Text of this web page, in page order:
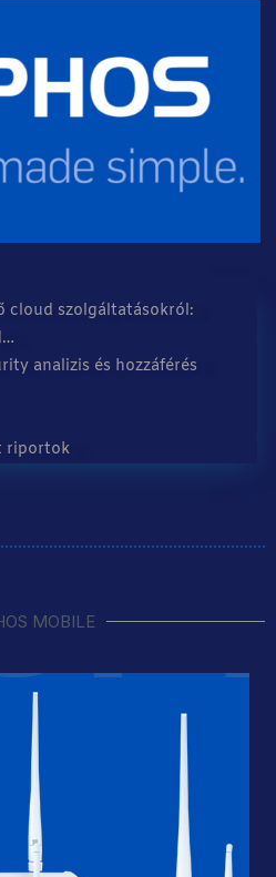
cloud szolgáltatásokról:
analizis és hozzáférés
riportok
MOBILE